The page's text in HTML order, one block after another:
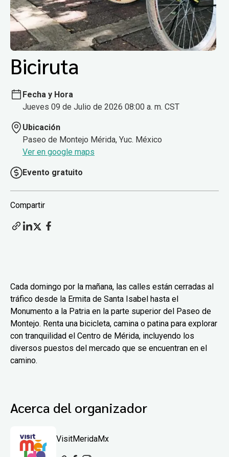
Biciruta
Fecha y Hora
Jueves 09 de Julio de 2026 08:00 a. m. CST
Ubicación
Paseo de Montejo Mérida, Yuc. México
Ver en google maps
Evento gratuito
Compartir
Cada domingo por la mañana, las calles están cerradas al
tráfico desde la Ermita de Santa Isabel hasta el
Monumento a la Patria en la parte superior del Paseo de
Montejo. Renta una bicicleta, camina o patina para explorar
con tranquilidad el Centro de Mérida, incluyendo los
diversos puestos del mercado que se encuentran en el
camino.
Acerca del organizador
VisitMeridaMx